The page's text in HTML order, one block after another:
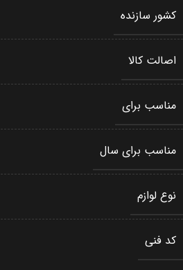
کشور سازنده
اصالت کالا
مناسب برای
مناسب برای سال
نوع لوازم
کد فنی